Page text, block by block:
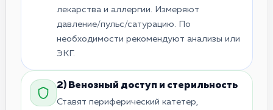
лекарства и аллергии. Измеряют
давление/пульс/сатурацию. По
необходимости рекомендуют анализы или
ЭКГ.
2) Венозный доступ и стерильность
Ставят периферический катетер,